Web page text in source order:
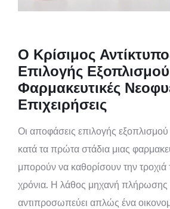
Ο Κρίσιμος
Επιλογής Εξοπλισμού
Φαρμακευτικές
Επιχειρήσεις
Οι αποφάσεις επιλογής
κατά τα πρώτα στάδια μιας
μπορούν να καθορίσουν την τροχιά
χρόνια. Η λάθος μηχανή
αντιπροσωπεύει απλώς ένα